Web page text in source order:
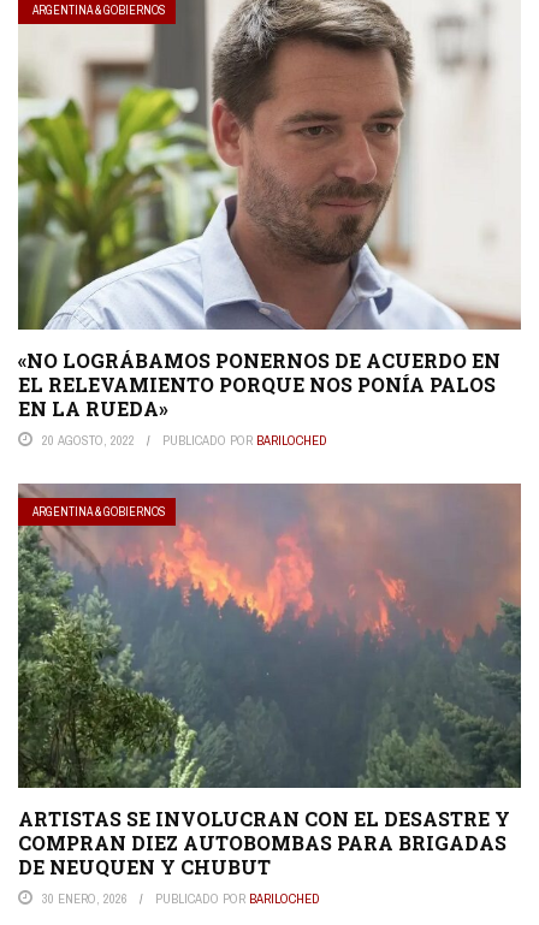
ARGENTINA & GOBIERNOS
«NO LOGRÁBAMOS PONERNOS DE ACUERDO EN
EL RELEVAMIENTO PORQUE NOS PONÍA PALOS
EN LA RUEDA»
20 AGOSTO, 2022 PUBLICADO POR BARILOCHED
ARGENTINA & GOBIERNOS
ARTISTAS SE INVOLUCRAN CON EL DESASTRE Y
COMPRAN DIEZ AUTOBOMBAS PARA BRIGADAS
DE NEUQUEN Y CHUBUT
30 ENERO, 2026 PUBLICADO POR BARILOCHED